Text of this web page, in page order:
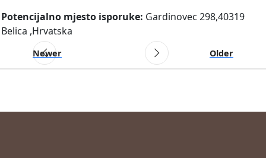
Potencijalno mjesto isporuke: Gardinovec 298,40319
Belica ,Hrvatska
Newer Older